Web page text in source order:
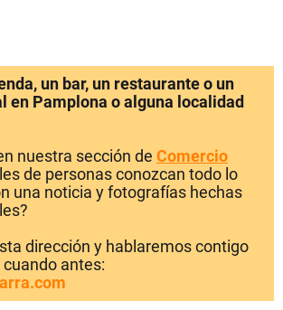
un bar, un restaurante o un
en Pamplona o alguna localidad
nuestra sección de Comercio
de personas conozcan todo lo
una noticia y fotografías hechas
dirección y hablaremos contigo
antes: